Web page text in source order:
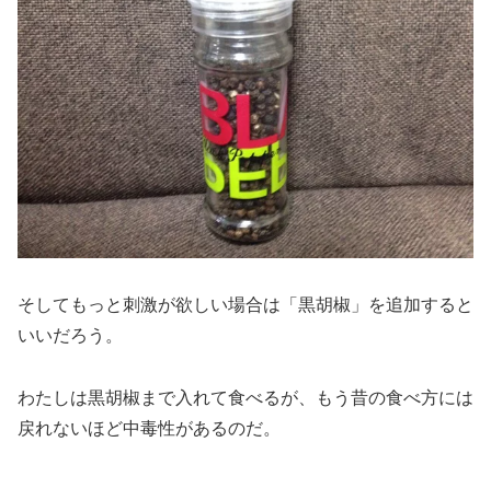
そしてもっと刺激が欲しい場合は「黒胡椒」を追加すると
いいだろう。
わたしは黒胡椒まで入れて食べるが、もう昔の食べ方には
戻れないほど中毒性があるのだ。